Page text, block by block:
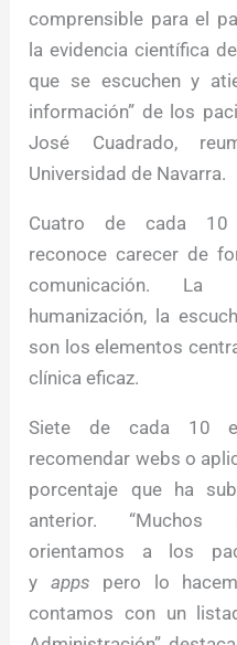
comprensible para el
la evidencia científica
que se escuchen y
información” de los
José Cuadrado,
Universidad de Navarra.
Cuatro de cada 10
reconoce carecer de
comunicación. La
humanización, la
son los elementos
clínica eficaz.
Siete de cada 10
recomendar webs o
porcentaje que ha
anterior. “Muchos
orientamos a los
y apps pero lo
contamos con un